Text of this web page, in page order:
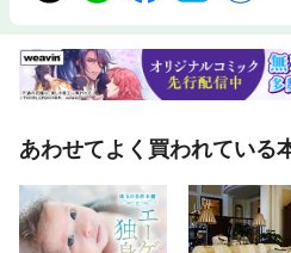
あわせてよく買われている